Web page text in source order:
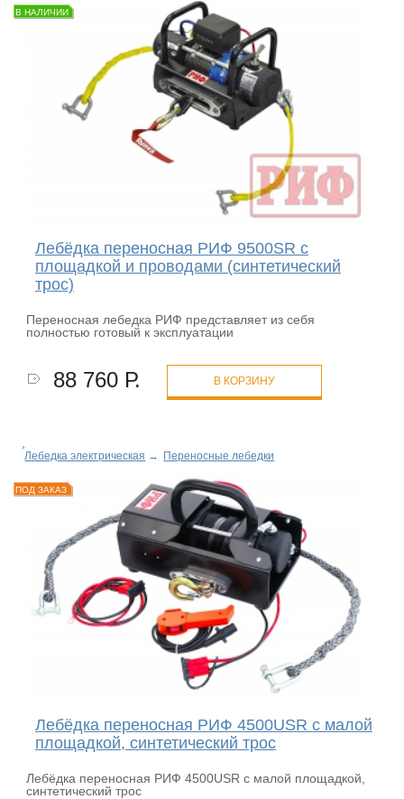
В НАЛИЧИИ
Лебёдка переносная РИФ 9500SR c
площадкой и проводами (синтетический
трос)
Переносная лебедка РИФ представляет из себя
полностью готовый к эксплуатации
88 760 Р. В КОРЗИНУ
Лебедка электрическая → Переносные лебедки
ПОД ЗАКАЗ
Лебёдка переносная РИФ 4500USR c малой
площадкой, синтетический трос
Лебёдка переносная РИФ 4500USR c малой площадкой,
синтетический трос